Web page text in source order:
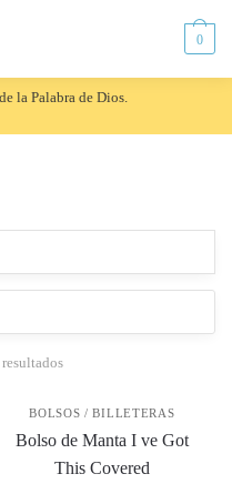
0
la Palabra de Dios.
BOLSOS / BILLETERAS
Bolso de Manta I ve Got
This Covered